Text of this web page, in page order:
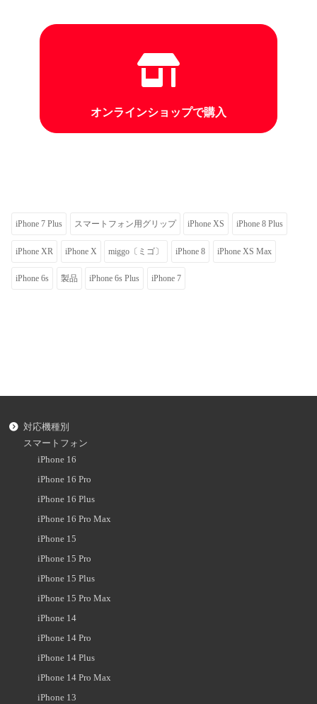
オンラインショップで購入
iPhone 7 Plus スマートフォン用グリップ iPhone XS iPhone 8 Plus
iPhone XR iPhone X miggo〔ミゴ〕 iPhone 8 iPhone XS Max
iPhone 6s 製品 iPhone 6s Plus iPhone 7
対応機種別
スマートフォン
iPhone 16
iPhone 16 Pro
iPhone 16 Plus
iPhone 16 Pro Max
iPhone 15
iPhone 15 Pro
iPhone 15 Plus
iPhone 15 Pro Max
iPhone 14
iPhone 14 Pro
iPhone 14 Plus
iPhone 14 Pro Max
iPhone 13